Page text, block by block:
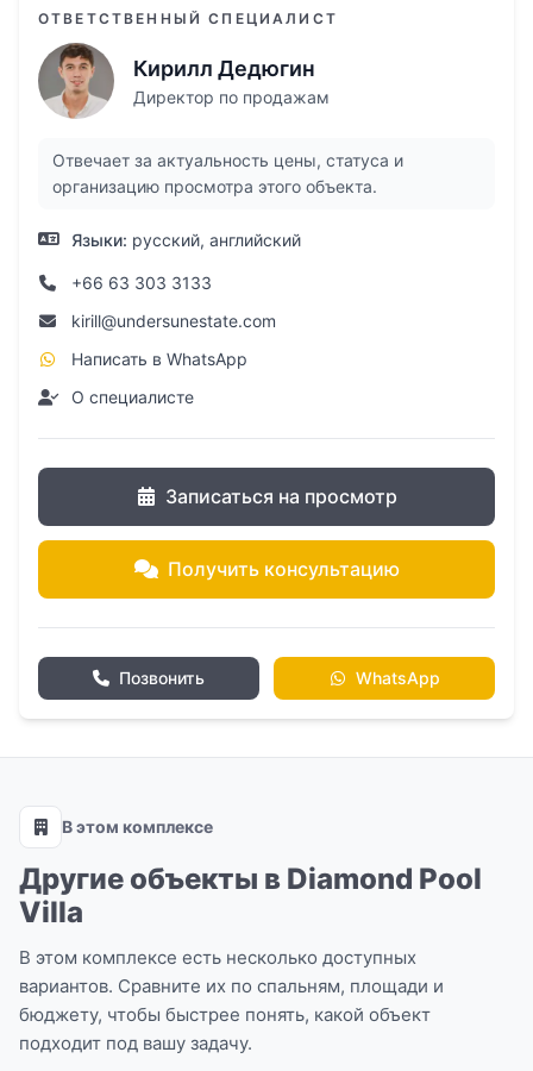
Есть возможность рассрочки от
застройщика, первоначальный взнос от 35%.
недвижимость на Пхукете в
комплексе Diamond Pool Villa!
ОТВЕТСТВЕННЫЙ СПЕЦИАЛИСТ
Кирилл Дедюгин
Директор по продажам
Отвечает за актуальность цены, статуса и
организацию просмотра этого объекта.
Языки: русский, английский
+66 63 303 3133
kirill@undersunestate.com
Написать в WhatsApp
О специалисте
Записаться на просмотр
Получить консультацию
Позвонить WhatsApp
В этом комплексе
Другие объекты в Diamond Pool
Villa
В этом комплексе есть несколько доступных
вариантов. Сравните их по спальням, площади и
бюджету, чтобы быстрее понять, какой объект
подходит под вашу задачу.